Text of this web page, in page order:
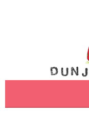
DUNJA SCHNABEL,